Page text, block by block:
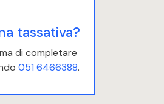
tassativa?
di completare
051 6466388.